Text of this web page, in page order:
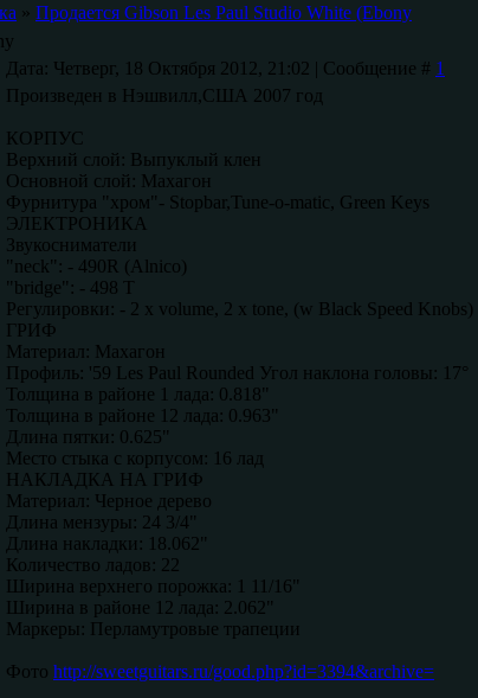
» Продается Gibson Les Paul Studio White (Ebony
Дата: Четверг, 18 Октября 2012, 21:02 | Сообщение # 1
Произведен в Нэшвилл,США 2007 год
КОРПУС
Верхний слой: Выпуклый клен
Основной слой: Махагон
Фурнитура "хром"- Stopbar,Tune-o-matic, Green Keys
ЭЛЕКТРОНИКА
Звукосниматели
"neck": - 490R (Alnico)
"bridge": - 498 T
Регулировки: - 2 х volume, 2 х tone, (w Black Speed Knobs)
ГРИФ
Материал: Махагон
Профиль: '59 Les Paul Rounded Угол наклона головы: 17°
Толщина в районе 1 лада: 0.818"
Толщина в районе 12 лада: 0.963"
Длина пятки: 0.625"
Место стыка с корпусом: 16 лад
НАКЛАДКА НА ГРИФ
Материал: Черное дерево
Длина мензуры: 24 3/4"
Длина накладки: 18.062"
Количество ладов: 22
Ширина верхнего порожка: 1 11/16"
Ширина в районе 12 лада: 2.062"
Маркеры: Перламутровые трапеции
Фото http://sweetguitars.ru/good.php?id=3394&archive=